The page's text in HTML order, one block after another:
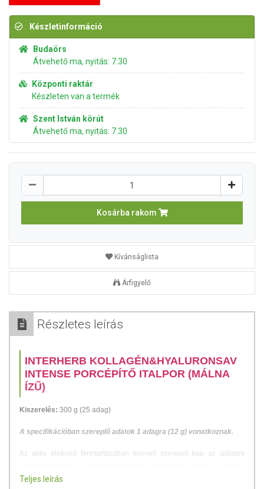
Készletinformáció
Budaörs
Átvehető ma, nyitás: 7:30
Központi raktár
Készleten van a termék
Szent István körút
Átvehető ma, nyitás: 7:30
Kosárba rakom
Kívánságlista
Árfigyelő
Részletes leírás
INTERHERB KOLLAGÉN&HYALURONSAV
INTENSE PORCÉPÍTŐ ITALPOR (MÁLNA
ÍZŰ)
Kiszerelés: 300 g (25 adag)
A specifikációban szereplő adatok 1 adagra (12 g) vonatkoznak.
Az aktív életmód fenntartásában kiemelt szerepet kap az ízületek
hozzá kiválóan oldódó, finom ízű étrend-kiegészítő italporunk
Teljes leírás